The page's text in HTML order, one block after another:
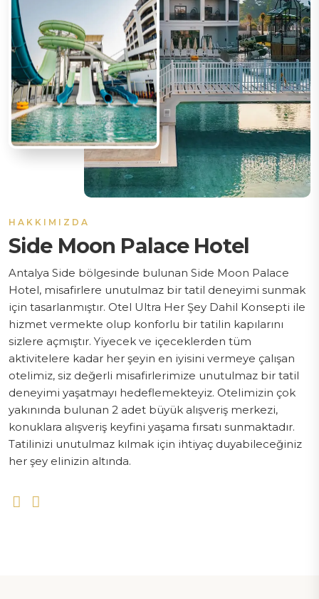
HAKKIMIZDA
Side Moon Palace Hotel
Antalya Side bölgesinde bulunan Side Moon Palace
Hotel, misafirlere unutulmaz bir tatil deneyimi sunmak
için tasarlanmıştır. Otel Ultra Her Şey Dahil Konsepti ile
hizmet vermekte olup konforlu bir tatilin kapılarını
sizlere açmıştır. Yiyecek ve içeceklerden tüm
aktivitelere kadar her şeyin en iyisini vermeye çalışan
otelimiz, siz değerli misafirlerimize unutulmaz bir tatil
deneyimi yaşatmayı hedeflemekteyiz. Otelimizin çok
yakınında bulunan 2 adet büyük alışveriş merkezi,
konuklara alışveriş keyfini yaşama fırsatı sunmaktadır.
Tatilinizi unutulmaz kılmak için ihtiyaç duyabileceğiniz
her şey elinizin altında.